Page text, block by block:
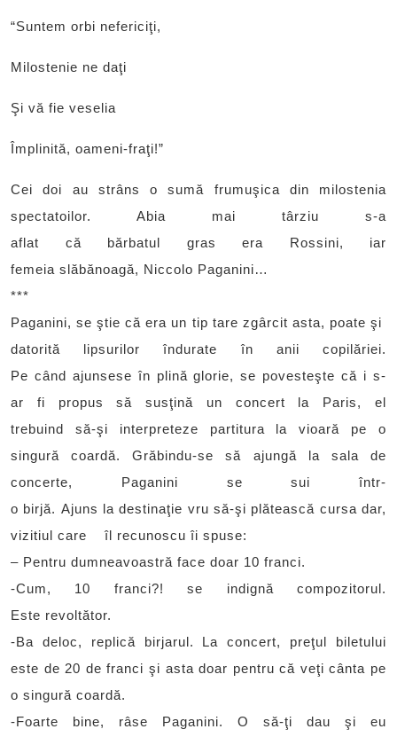
“Suntem orbi nefericiţi,
Milostenie ne daţi
Şi vă fie veselia
Împlinită, oameni-fraţi!”
Cei doi au strâns o sumă frumuşica din milostenia
spectatoilor. Abia mai târziu s-a
aflat că bărbatul gras era Rossini, iar
femeia slăbănoagă, Niccolo Paganini…
***
Paganini, se ştie că era un tip tare zgârcit asta, poate şi
datorită lipsurilor îndurate în anii copilăriei.
Pe când ajunsese în plină glorie, se povesteşte că i s-
ar fi propus să susţină un concert la Paris, el
trebuind să-şi interpreteze partitura la vioară pe o
singură coardă. Grăbindu-se să ajungă la sala de
concerte, Paganini se sui într-
o birjă. Ajuns la destinaţie vru să-şi plătească cursa dar,
vizitiul care îl recunoscu îi spuse:
– Pentru dumneavoastră face doar 10 franci.
-Cum, 10 franci?! se indignă compozitorul.
Este revoltător.
-Ba deloc, replică birjarul. La concert, preţul biletului
este de 20 de franci şi asta doar pentru că veţi cânta pe
o singură coardă.
-Foarte bine, râse Paganini. O să-ţi dau şi eu